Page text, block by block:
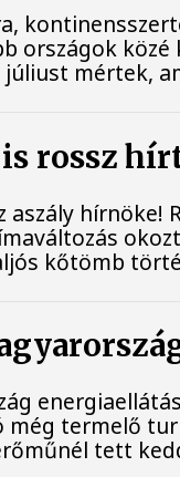
országok
júliust mértek,
rossz
aszály
kőtömb
még termelő
tett